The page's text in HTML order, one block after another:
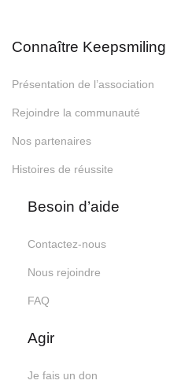
Connaître Keepsmiling
Présentation de l’association
Rejoindre la communauté
Nos partenaires
Histoires de réussite
Besoin d’aide
Contactez-nous
Nous rejoindre
FAQ
Agir
Je fais un don